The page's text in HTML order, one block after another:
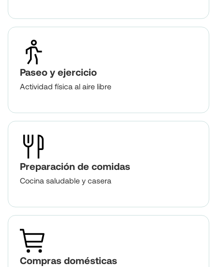
Paseo y ejercicio
Actividad física al aire libre
Preparación de comidas
Cocina saludable y casera
Compras domésticas